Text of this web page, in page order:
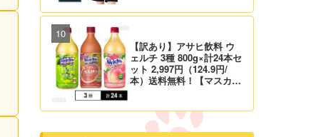
【訳あり】アサヒ飲料 ウ
ェルチ 3種 800g×計24本セ
ット 2,997円（124.9円/
本）送料無料！【マスカッ